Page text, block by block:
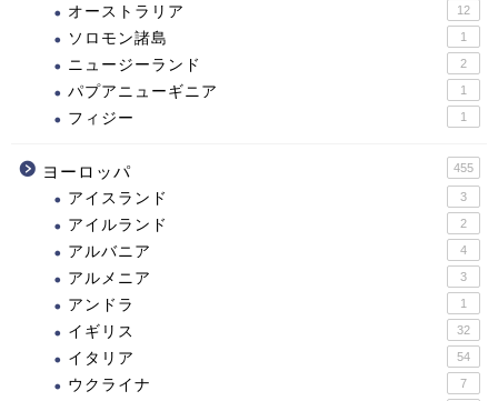
オーストラリア 12
ソロモン諸島 1
ニュージーランド 2
パプアニューギニア 1
フィジー 1
ヨーロッパ 455
アイスランド 3
アイルランド 2
アルバニア 4
アルメニア 3
アンドラ 1
イギリス 32
イタリア 54
ウクライナ 7